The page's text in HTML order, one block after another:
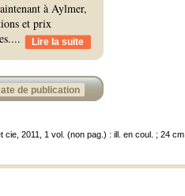
à Aylmer,
et prix
... Lire la suite
de publication
cie, 2011, 1 vol. (non pag.) : ill. en coul. ; 24 cm.